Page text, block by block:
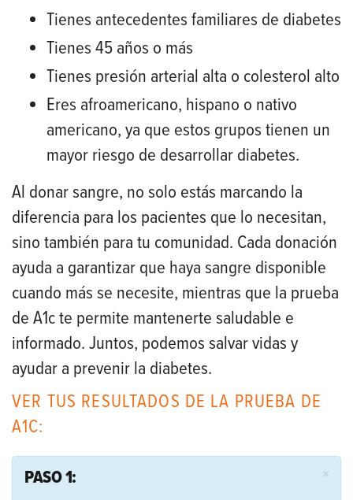
Tienes antecedentes familiares de diabetes
Tienes 45 años o más
Tienes presión arterial alta o colesterol alto
Eres afroamericano, hispano o nativo
americano, ya que estos grupos tienen un
mayor riesgo de desarrollar diabetes.
Al donar sangre, no solo estás marcando la
diferencia para los pacientes que lo necesitan,
sino también para tu comunidad. Cada donación
ayuda a garantizar que haya sangre disponible
cuando más se necesite, mientras que la prueba
de A1c te permite mantenerte saludable e
informado. Juntos, podemos salvar vidas y
ayudar a prevenir la diabetes.
VER TUS RESULTADOS DE LA PRUEBA DE
A1C:
×
PASO 1: